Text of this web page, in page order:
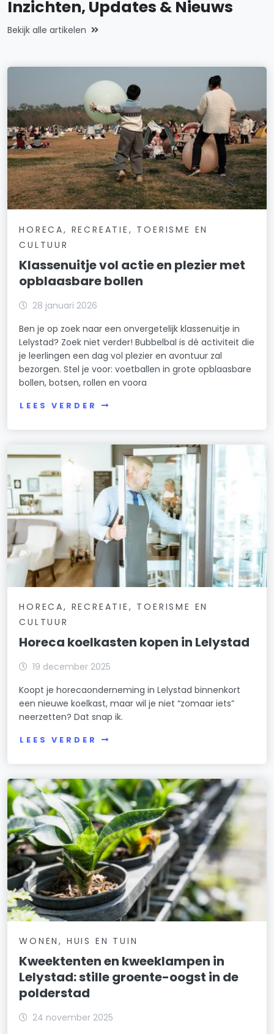
Inzichten, Updates & Nieuws
Bekijk alle artikelen
HORECA, RECREATIE, TOERISME EN
CULTUUR
Klassenuitje vol actie en plezier met
opblaasbare bollen
28 januari 2026
Ben je op zoek naar een onvergetelijk klassenuitje in
Lelystad? Zoek niet verder! Bubbelbal is dé activiteit die
je leerlingen een dag vol plezier en avontuur zal
bezorgen. Stel je voor: voetballen in grote opblaasbare
bollen, botsen, rollen en voora
LEES VERDER
HORECA, RECREATIE, TOERISME EN
CULTUUR
Horeca koelkasten kopen in Lelystad
19 december 2025
Koopt je horecaonderneming in Lelystad binnenkort
een nieuwe koelkast, maar wil je niet “zomaar iets”
neerzetten? Dat snap ik.
LEES VERDER
WONEN, HUIS EN TUIN
Kweektenten en kweeklampen in
Lelystad: stille groente-oogst in de
polderstad
24 november 2025